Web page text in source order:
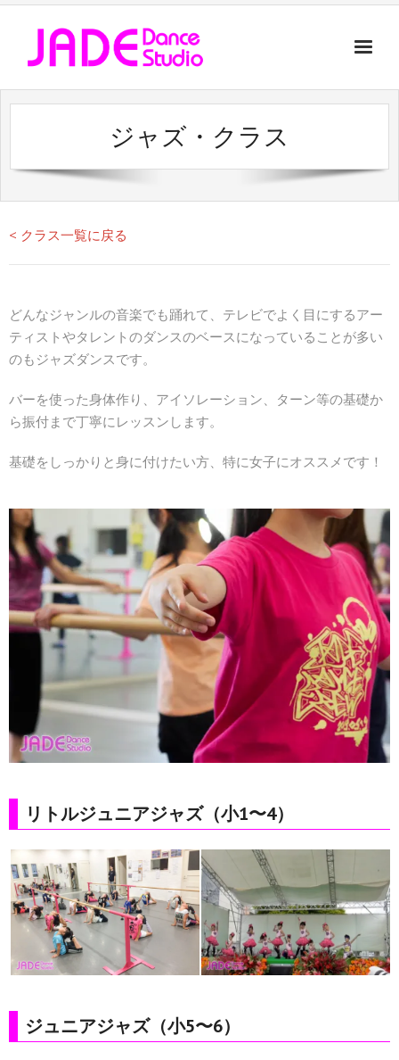
Instructor
Lesson
Contact
ジャズ・クラス
< クラス一覧に戻る
どんなジャンルの音楽でも踊れて、テレビでよく目にするアー
ティストやタレントのダンスのベースになっていることが多い
のもジャズダンスです。
バーを使った身体作り、アイソレーション、ターン等の基礎か
ら振付まで丁寧にレッスンします。
基礎をしっかりと身に付けたい方、特に女子にオススメです！
リトルジュニアジャズ（小1〜4）
ジュニアジャズ（小5〜6）